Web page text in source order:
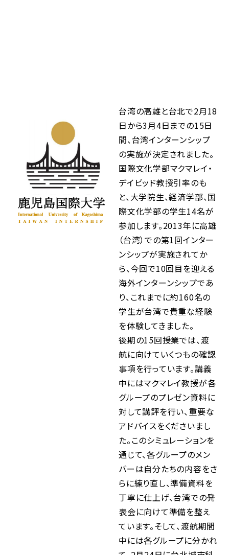
台湾の高雄と台北で2月18
日から3月4日までの15日
間、台湾インターンシップ
の実施が決定されました。
国際文化学部マクマレイ・
デイビッド教授引率のも
と、大学院生、経済学部、国
際文化学部の学生14名が
参加します。2013年に高雄
（台湾）での第1回インター
ンシップが実施されてか
ら、今回で10回目を迎える
海外インターンシップであ
り、これまでに約160名の
学生が台湾で貴重な経験
を体験してきました。
後期の15回授業では、渡
航に向けていくつもの確認
事項を行っています。講義
中にはマクマレイ教授が各
グループのプレゼン資料に
対して講評を行い、重要な
アドバイスをくださいまし
た。このシミュレーションを
通じて、各グループのメン
バーは自分たちの内容をさ
らに練り直し、準備資料を
丁寧に仕上げ、台湾での発
表会に向けて準備を整え
ています。そして、渡航期間
中には各グループに分かれ